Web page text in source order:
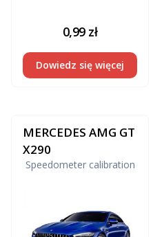
0,99 zł
Dowiedz się więcej
MERCEDES AMG GT
X290
Speedometer calibration